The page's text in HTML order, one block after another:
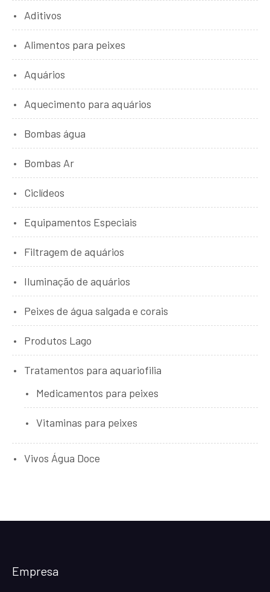
Aditivos
Alimentos para peixes
Aquários
Aquecimento para aquários
Bombas água
Bombas Ar
Ciclídeos
Equipamentos Especiais
Filtragem de aquários
Iluminação de aquários
Peixes de água salgada e corais
Produtos Lago
Tratamentos para aquariofilia
Medicamentos para peixes
Vitaminas para peixes
Vivos Água Doce
Empresa